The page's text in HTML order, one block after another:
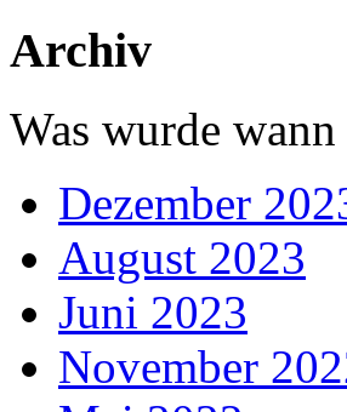
Archiv
Was wurde
Dezember
August 2023
Juni 2023
November